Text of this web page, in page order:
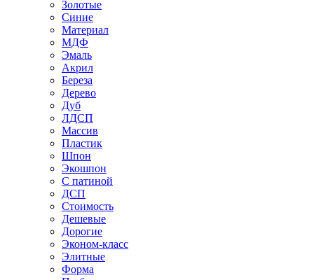
Золотые
Синие
Материал
МДФ
Эмаль
Акрил
Береза
Дерево
Дуб
ЛДСП
Массив
Пластик
Шпон
Экошпон
С патиной
ДСП
Стоимость
Дешевые
Дорогие
Эконом-класс
Элитные
Форма